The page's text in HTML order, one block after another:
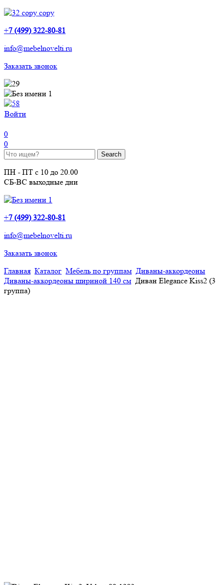
+7 (499) 322-80-81
info@mebelnovelti.ru
Заказать звонок
Войти
0
0
ПН - ПТ с 10 до 20.00
СБ-ВС выходные дни
+7 (499) 322-80-81
info@mebelnovelti.ru
Заказать звонок
Главная Каталог Мебель по группам Диваны-аккордеоны
Диваны-аккордеоны шириной 140 см Диван Elegance Kiss2 (3
группа)